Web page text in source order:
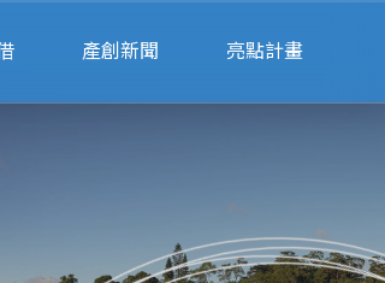
產創新聞 亮點計畫